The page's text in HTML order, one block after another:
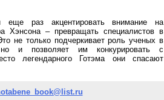
еще раз акцентировать внимание на
Хэнсона – превращать специалистов в
не только подчеркивает роль ученых в
и позволяет им конкурировать с
легендарного Готэма они спасают